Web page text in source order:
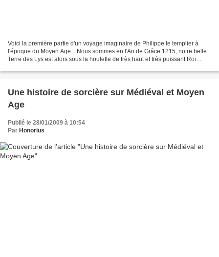
Voici la première partie d'un voyage imaginaire de Philippe le templier à
l'époque du Moyen Age... Nous sommes en l'An de Grâce 1215, notre belle
Terre des Lys est alors sous la houlette de très haut et très puissant Roi
Une histoire de sorcière sur Médiéval et Moyen
Age
Publié le 28/01/2009 à 10:54
Par Honorius